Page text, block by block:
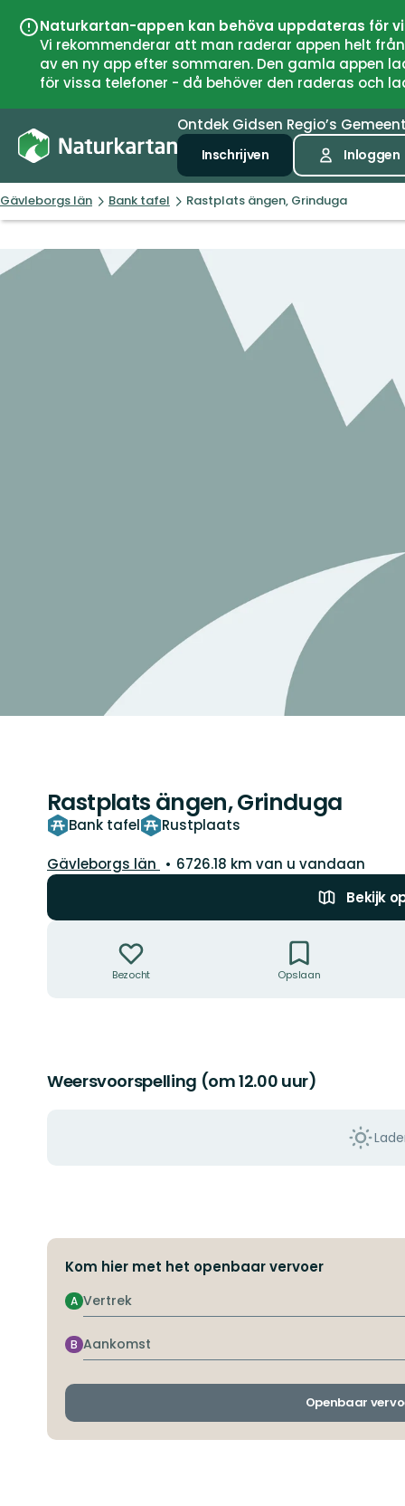
Naturkartan-appen kan behöva uppdateras för
Vi rekommenderar att man raderar appen helt
av en ny app efter sommaren. Den gamla
för vissa telefoner - då behöver den raderas och
Ontdek Gidsen Regio’s
Inschrijven Inloggen
Gävleborgs län Bank tafel Rastplats ängen, Grinduga
Rastplats ängen, Grinduga
Bank tafel Rustplaats
Regio:
Gävleborgs län
6726.18 km van u vandaan
Bekijk
Bezocht Opslaan
Weersvoorspelling (om 12.00 uur)
Kom hier met het openbaar vervoer
Vertrek
A
Aankomst
B
Openbaar